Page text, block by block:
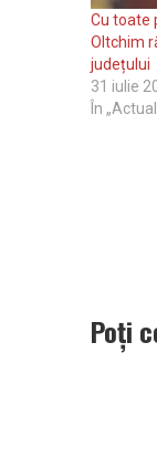
Cu toate
Oltchim
județului
31 iulie
În
Poți